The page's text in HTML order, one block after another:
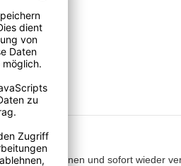
trocknen und sofort wieder